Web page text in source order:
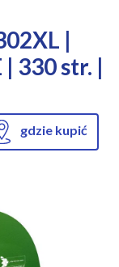
|
330 str. |
gdzie kupić